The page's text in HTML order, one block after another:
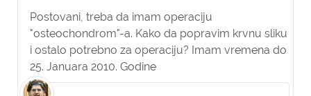
Postovani, treba da imam operaciju
"osteochondrom"-a. Kako da popravim krvnu sliku
i ostalo potrebno za operaciju? Imam vremena do
25. Januara 2010. Godine